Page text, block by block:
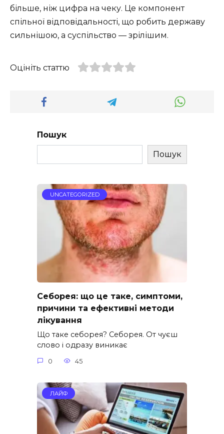
більше, ніж цифра на чеку. Це компонент
спільної відповідальності, що робить державу
сильнішою, а суспільство — зрілішим.
Оцініть статтю
Пошук
Пошук
UNCATEGORIZED
Себорея: що це таке, симптоми,
причини та ефективні методи
лікування
Що таке себорея? Себорея. От чуєш
слово і одразу виникає
0 45
ЛАЙФ